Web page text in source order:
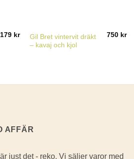
179 kr
Gil Bret vintervit dräkt
– kavaj och kjol
750 kr
AFFÄR
är just det - reko. Vi säljer varor med